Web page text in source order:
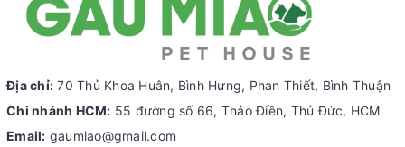
Địa chỉ: 70 Thủ Khoa Huân, Bình Hưng, Phan Thiết, Bình Thuận
Chi nhánh HCM: 55 đường số 66, Thảo Điền, Thủ Đức, HCM
Email: gaumiao@gmail.com